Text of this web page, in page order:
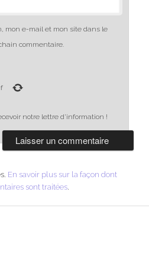
mon e-mail et mon site dans le
commentaire.
notre lettre d'information !
En savoir plus sur la façon dont
sont traitées.